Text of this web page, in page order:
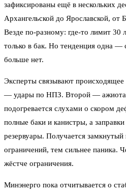
зафиксированы ещё в нескольких
Архангельской до Ярославской, от
Везде по-разному: где-то лимит 30
только в бак. Но тенденция одна —
больше нет.
Эксперты связывают
— удары по НПЗ. Второй —
подогревается слухами о скором
полные баки и канистры, а
резервуары. Получается
ограничений, тем сильнее паника.
жёстче ограничения.
Минэнерго пока отчитывается о